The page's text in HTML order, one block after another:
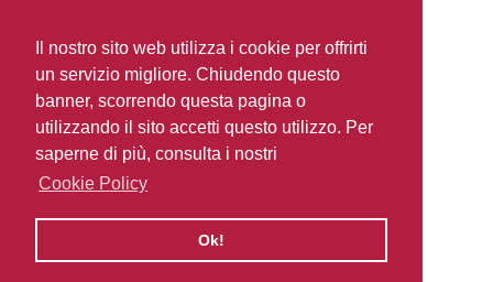
Il nostro sito web utilizza i cookie per offrirti
un servizio migliore. Chiudendo questo
banner, scorrendo questa pagina o
utilizzando il sito accetti questo utilizzo. Per
saperne di più, consulta i nostri
Cookie Policy
Ok!